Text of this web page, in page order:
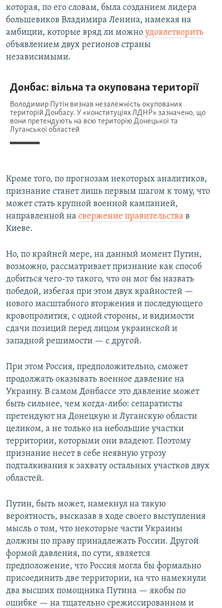
которая, по его словам, была созданием лидера
большевиков Владимира Ленина, намекая на
амбиции, которые вряд ли можно удовлетворить
объявлением двух регионов страны
независимыми.
Кроме того, по прогнозам некоторых аналитиков,
признание станет лишь первым шагом к тому, что
может стать крупной военной кампанией,
направленной на свержение правительства в
Киеве.
Но, по крайней мере, на данный момент Путин,
возможно, рассматривает признание как способ
добиться чего-то такого, что он мог бы назвать
победой, избегая при этом двух крайностей —
нового масштабного вторжения и последующего
кровопролития, с одной стороны, и видимости
сдачи позиций перед лицом украинской и
западной решимости — с другой.
При этом Россия, предположительно, сможет
продолжать оказывать военное давление на
Украину. В самом Донбассе это давление может
быть сильнее, чем когда-либо: сепаратисты
претендуют на Донецкую и Луганскую области
целиком, а не только на небольшие участки
территории, которыми они владеют. Поэтому
признание несет в себе неявную угрозу
подталкивания к захвату остальных участков двух
областей.
Путин, быть может, намекнул на такую
вероятность, высказав в ходе своего выступления
мысль о том, что некоторые части Украины
должны по праву принадлежать России. Другой
формой давления, по сути, является
предположение, что Россия могла бы формально
присоединить две территории, на что намекнули
два высших помощника Путина — якобы по
ошибке — на тщательно срежиссированном и